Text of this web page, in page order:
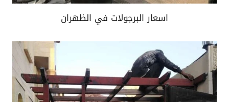
اسعار البرجولات في الظهران